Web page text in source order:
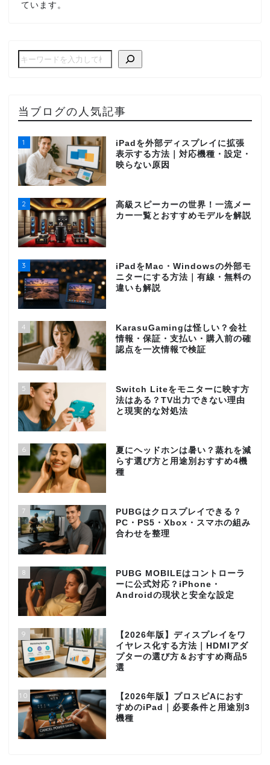
ています。
当ブログの人気記事
1
iPadを外部ディスプレイに拡張
表示する方法｜対応機種・設定・
映らない原因
2
高級スピーカーの世界！一流メー
カー一覧とおすすめモデルを解説
3
iPadをMac・Windowsの外部モ
ニターにする方法｜有線・無料の
違いも解説
4
KarasuGamingは怪しい？会社
情報・保証・支払い・購入前の確
認点を一次情報で検証
5
Switch Liteをモニターに映す方
法はある？TV出力できない理由
と現実的な対処法
6
夏にヘッドホンは暑い？蒸れを減
らす選び方と用途別おすすめ4機
種
7
PUBGはクロスプレイできる？
PC・PS5・Xbox・スマホの組み
合わせを整理
8
PUBG MOBILEはコントローラ
ーに公式対応？iPhone・
Androidの現状と安全な設定
9
【2026年版】ディスプレイをワ
イヤレス化する方法｜HDMIアダ
プターの選び方＆おすすめ商品5
選
10
【2026年版】プロスピAにおす
すめのiPad｜必要条件と用途別3
機種